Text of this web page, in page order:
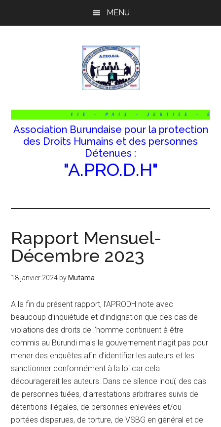
MENU
Association Burundaise pour la protection
des Droits Humains et des personnes
Détenues :
"A.PRO.D.H"
Rapport Mensuel-
Décembre 2023
18 janvier 2024 by Mutama
A la fin du présent rapport, l’APRODH note avec
beaucoup d’inquiétude et d’indignation que des cas de
violations des droits de l’homme continuent à être
commis au Burundi mais le gouvernement n’agit pas pour
mener des enquêtes afin d’identifier les auteurs et les
sanctionner conformément à la loi car cela
découragerait les auteurs. Dans ce silence inouï, des cas
de personnes tuées, d’arrestations arbitraires suivis de
détentions illégales, de personnes enlevées et/ou
portées disparues, de torture, de VSBG en général et de